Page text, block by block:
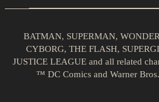
BATMAN, SUPERMAN,
CYBORG, THE FLASH,
JUSTICE LEAGUE and all related
™ DC Comics and Warner